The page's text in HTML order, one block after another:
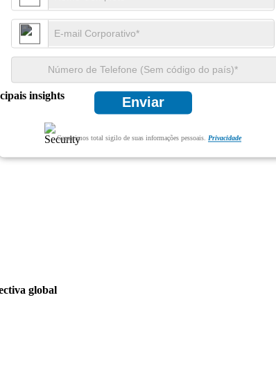
Enviar
Garantimos total sigilo de suas informações pessoais. Privacidade
insights
global